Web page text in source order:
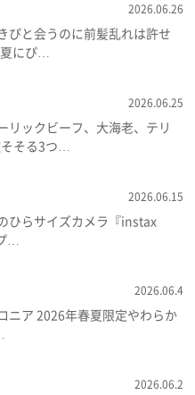
2026.06.26
ぴと会うのに前髪乱れは許せ
にぴ…
2026.06.25
リックビーフ、大海老、テリ
そる3つ…
2026.06.15
ひらサイズカメラ『instax
…
2026.06.4
ニア 2026年春夏限定やわらか
2026.06.2